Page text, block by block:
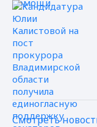
Смотреть